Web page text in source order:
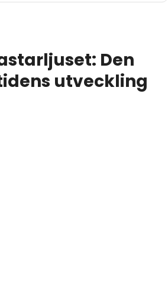
Den
utveckling